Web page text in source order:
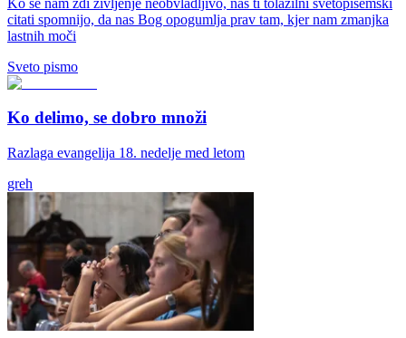
citati spomnijo, da nas Bog opogumlja prav tam, kjer nam zmanjka
lastnih moči
Sveto pismo
Ko delimo, se dobro množi
Razlaga evangelija 18. nedelje med letom
greh